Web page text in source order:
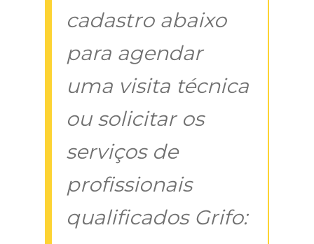
cadastro abaixo
para agendar
uma visita técnica
ou solicitar os
serviços de
profissionais
qualificados Grifo: